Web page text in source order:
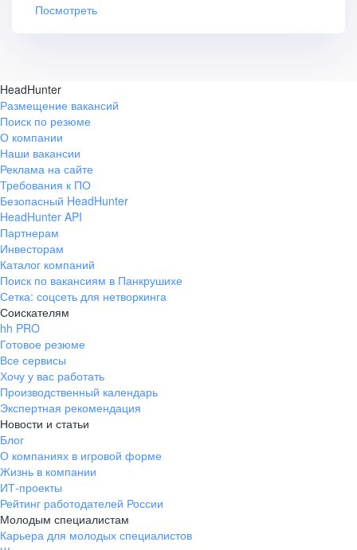
Посмотреть
HeadHunter
Размещение вакансий
Поиск по резюме
О компании
Наши вакансии
Реклама на сайте
Требования к ПО
Безопасный HeadHunter
HeadHunter API
Партнерам
Инвесторам
Каталог компаний
Поиск по вакансиям в Панкрушихе
Сетка: соцсеть для нетворкинга
Соискателям
hh PRO
Готовое резюме
Все сервисы
Хочу у вас работать
Производственный календарь
Экспертная рекомендация
Новости и статьи
Блог
О компаниях в игровой форме
Жизнь в компании
ИТ-проекты
Рейтинг работодателей России
Молодым специалистам
Карьера для молодых специалистов